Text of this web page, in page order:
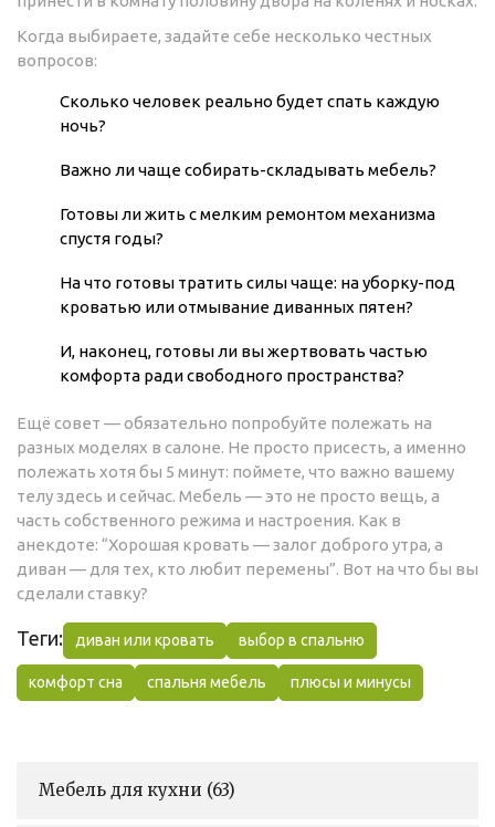
Когда выбираете, задайте себе несколько честных
вопросов:
Сколько человек реально будет спать каждую
ночь?
Важно ли чаще собирать-складывать мебель?
Готовы ли жить с мелким ремонтом механизма
спустя годы?
На что готовы тратить силы чаще: на уборку-под
кроватью или отмывание диванных пятен?
И, наконец, готовы ли вы жертвовать частью
комфорта ради свободного пространства?
Ещё совет — обязательно попробуйте полежать на
разных моделях в салоне. Не просто присесть, а именно
полежать хотя бы 5 минут: поймете, что важно вашему
телу здесь и сейчас. Мебель — это не просто вещь, а
часть собственного режима и настроения. Как в
анекдоте: “Хорошая кровать — залог доброго утра, а
диван — для тех, кто любит перемены”. Вот на что бы вы
сделали ставку?
Теги: диван или кровать выбор в спальню
комфорт сна спальня мебель плюсы и минусы
Мебель для кухни (63)